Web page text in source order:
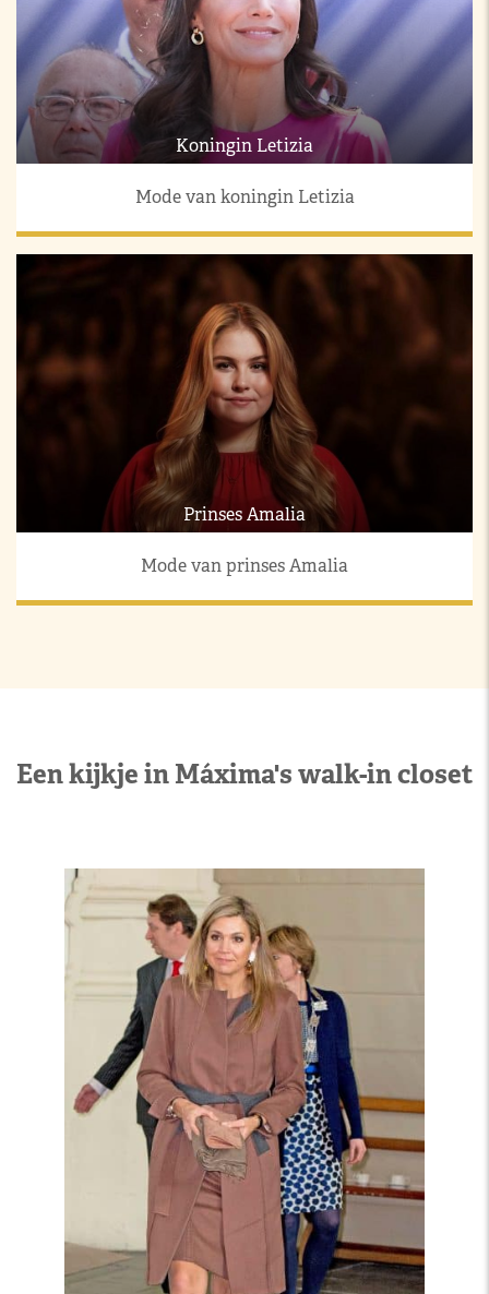
Koningin Letizia
Mode van koningin Letizia
Prinses Amalia
Mode van prinses Amalia
Een kijkje in Máxima's walk-in closet